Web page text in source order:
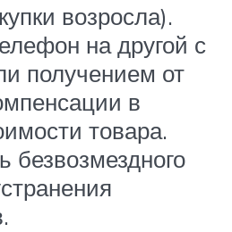
возросла).
на другой с
получением от
в
товара.
безвозмездного